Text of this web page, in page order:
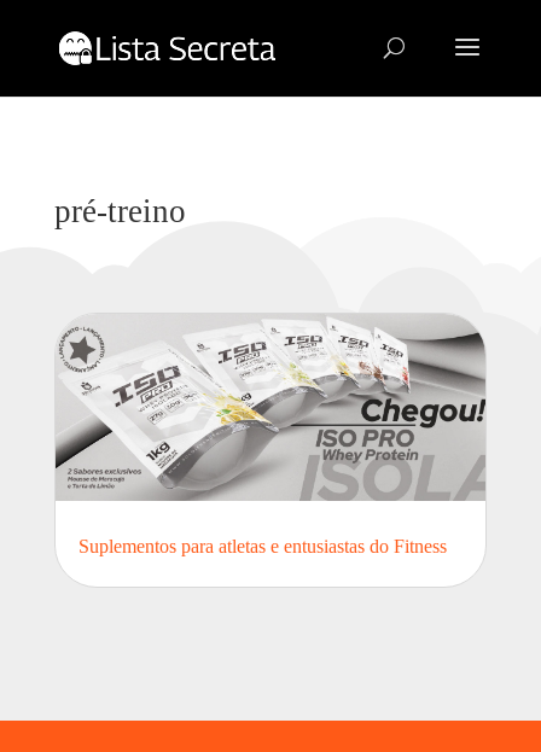
pré-treino
Suplementos para atletas e entusiastas do Fitness